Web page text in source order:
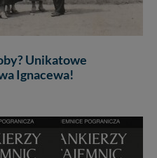
Unikatowe
Ignacewa!